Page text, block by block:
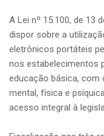
A Lei nº 15.100, de 13
dispor sobre a
eletrônicos portáteis
nos estabelecimentos
educação básica, com
mental, física e
acesso integral à